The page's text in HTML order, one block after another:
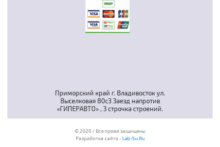
Приморский край г. Владивосток ул.
Выселковая 80с3 Заезд напротив
«ГИПЕРАВТО» , 3 строчка строений.
© 2020 / Все права защищены
Разработка сайта -Lab-Su.Ru